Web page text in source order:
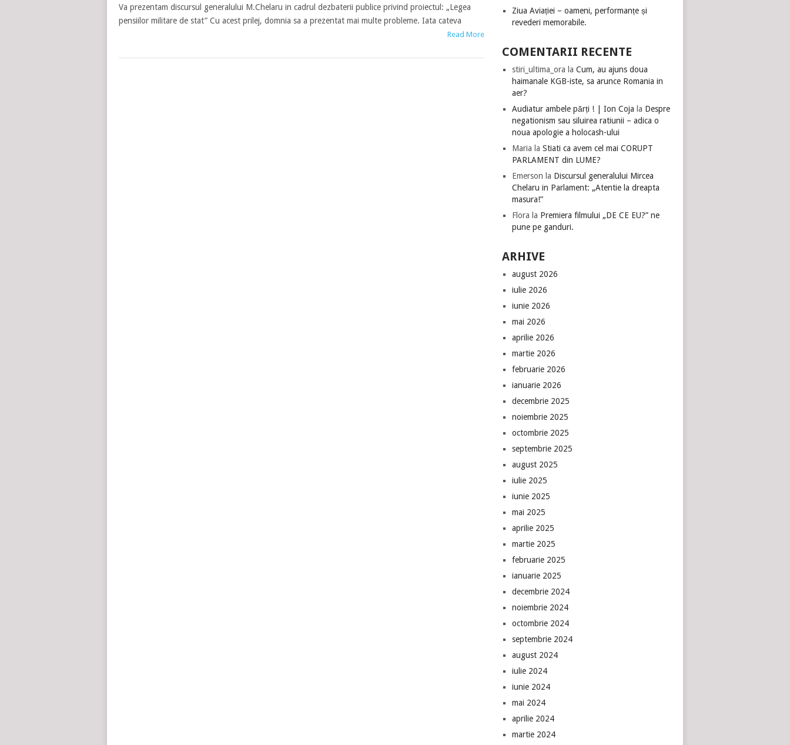
Va prezentam discursul generalului M.Chelaru in cadrul dezbaterii publice privind proiectul: „Legea
pensiilor militare de stat” Cu acest prilej, domnia sa a prezentat mai multe probleme. Iata cateva
Read More
Ziua Aviației – oameni, performanțe și
revederi memorabile.
COMENTARII RECENTE
stiri_ultima_ora laCum, au ajuns doua
haimanale KGB-iste, sa arunce Romania in
aer?
Audiatur ambele părți ! | Ion Coja la Despre
negationism sau siluirea ratiunii – adica o
noua apologie a holocash-ului
Maria laStiati ca avem cel mai CORUPT
PARLAMENT din LUME?
Emerson la Discursul generalului Mircea
Chelaru in Parlament: „Atentie la dreapta
masura!”
Flora la Premiera filmului „DE CE EU?” ne
pune pe ganduri.
ARHIVE
august 2026
iulie 2026
iunie 2026
mai 2026
aprilie 2026
martie 2026
februarie 2026
ianuarie 2026
decembrie 2025
noiembrie 2025
octombrie 2025
septembrie 2025
august 2025
iulie 2025
iunie 2025
mai 2025
aprilie 2025
martie 2025
februarie 2025
ianuarie 2025
decembrie 2024
noiembrie 2024
octombrie 2024
septembrie 2024
august 2024
iulie 2024
iunie 2024
mai 2024
aprilie 2024
martie 2024